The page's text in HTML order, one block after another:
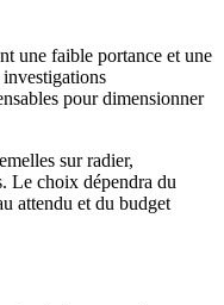
une faible portance et une
pour dimensionner
sur radier,
Le choix dépendra du
attendu et du budget